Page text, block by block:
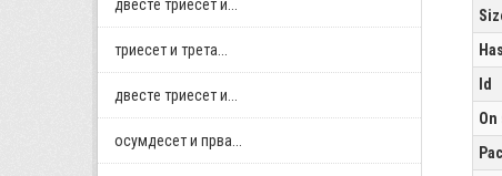
двестe триесет и...
триесет и трета...
двестe триесет и...
осумдесет и прва...
Id